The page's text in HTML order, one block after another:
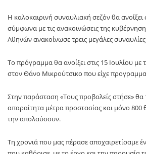
Η καλοκαιρινή συναυλιακή σεζόν θα ανοίξει
σύμφωνα με τις ανακοινώσεις της
Αθηνών ανακοίνωσε τρεις μεγάλες
Το πρόγραμμα θα ανοίξει στις 15 Ιουλίου
στον Θάνο Μικρούτσικο που είχε
Στην παράσταση «Τους προβολείς στήσε»
απαραίτητα μέτρα προστασίας και μόνο 800
την απολαύσουν.
Τη χρονιά που μας πέρασε αποχαιρετίσαμε